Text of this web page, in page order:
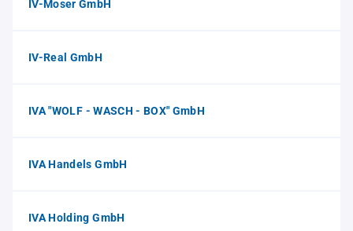
IV-Moser GmbH
IV-Real GmbH
IVA "WOLF - WASCH - BOX" GmbH
IVA Handels GmbH
IVA Holding GmbH